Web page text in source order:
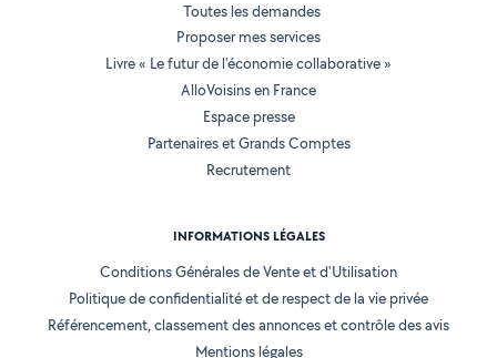
Toutes les demandes
Proposer mes services
Livre « Le futur de l'économie collaborative »
AlloVoisins en France
Espace presse
Partenaires et Grands Comptes
Recrutement
INFORMATIONS LÉGALES
Conditions Générales de Vente et d'Utilisation
Politique de confidentialité et de respect de la vie privée
Référencement, classement des annonces et contrôle des avis
Mentions légales